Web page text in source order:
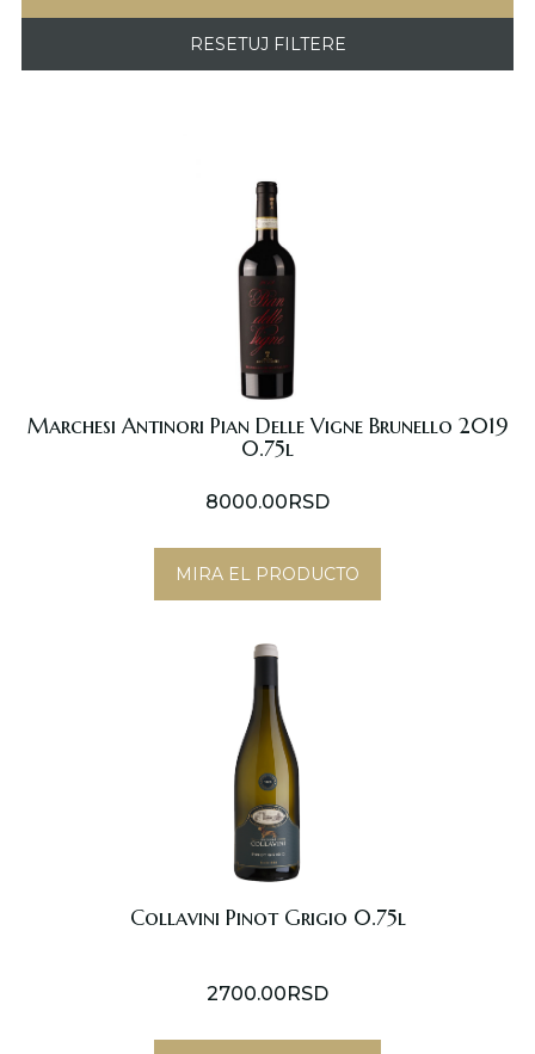
RESETUJ FILTERE
Marchesi Antinori Pian Delle Vigne Brunello 2019
0.75l
8000.00RSD
MIRA EL PRODUCTO
Collavini Pinot Grigio 0.75l
2700.00RSD